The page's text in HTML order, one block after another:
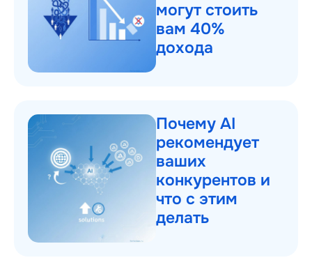
могут стоить
вам 40%
дохода
Почему AI
рекомендует
ваших
конкурентов и
что с этим
делать